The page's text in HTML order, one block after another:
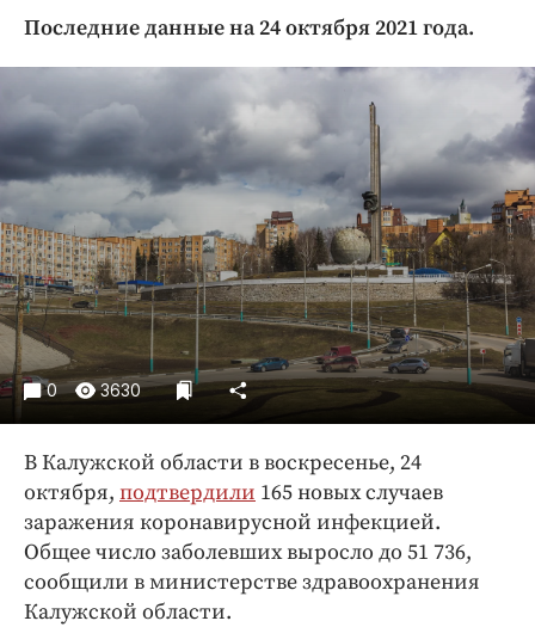
Криминал
Культура
Недвижимость и ЖКХ
Образование
Общество
Погода
Праздники
Происшествия
Спорт
Экономика и бизнес
Блоги
Издания
Медиаперсона
Клиника года
Последние данные на 24 октября 2021 года.
0 3630
В Калужской области в воскресенье, 24
октября, подтвердили 165 новых случаев
заражения коронавирусной инфекцией.
Общее число заболевших выросло до 51 736,
сообщили в министерстве здравоохранения
Калужской области.